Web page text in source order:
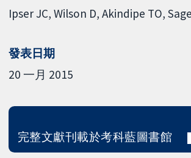
Ipser JC Wilson D Akindipe TO
發表日期
20 一月 2015
完整文獻刊載於考科藍圖書館